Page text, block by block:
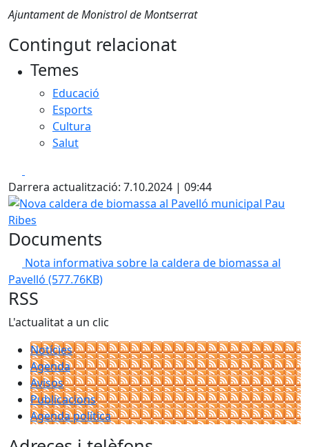
Ajuntament de Monistrol de Montserrat
Contingut relacionat
Temes
Educació
Esports
Cultura
Salut
Darrera actualització: 7.10.2024 | 09:44
Nova caldera de biomassa al Pavelló municipal Pau Ribes
Documents
Nota informativa sobre la caldera de biomassa al
Pavelló (577.76KB)
RSS
L'actualitat a un clic
Notícies
Agenda
Avisos
Publicacions
Agenda política